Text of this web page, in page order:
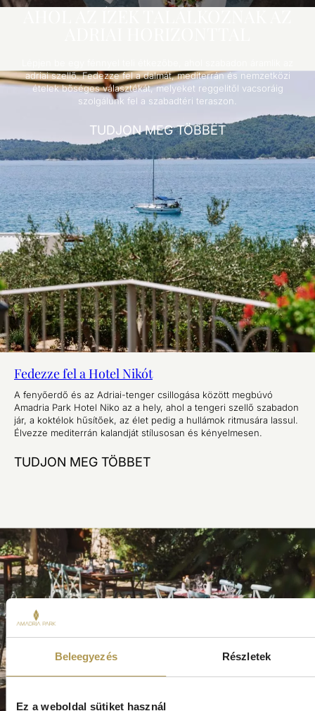
Beleegyezés Részletek
Ez a weboldal sütiket használ
adriai szellő. Fedezze fel a dalmát, mediterrán és nemzetközi
ételek bőséges választékát, melyeket reggelitől vacsoráig
szolgálunk fel a szabadtéri teraszon.
TUDJON MEG TÖBBET
Fedezze fel a Hotel Nikót
A fenyőerdő és az Adriai-tenger csillogása között megbúvó
Amadria Park Hotel Niko az a hely, ahol a tengeri szellő szabadon
jár, a koktélok hűsítőek, az élet pedig a hullámok ritmusára lassul.
Élvezze mediterrán kalandját stílusosan és kényelmesen.
TUDJON MEG TÖBBET